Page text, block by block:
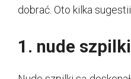
dobrać. Oto kilka
1. nude szpilki